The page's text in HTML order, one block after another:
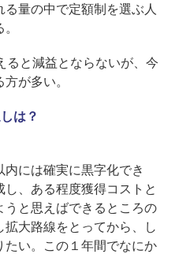
量の中で定額制を選ぶ人
と減益とならないが、今
が多い。
は？
には確実に黒字化でき
、ある程度獲得コストと
と思えばできるところの
大路線をとってから、し
たい。この１年間でなにか